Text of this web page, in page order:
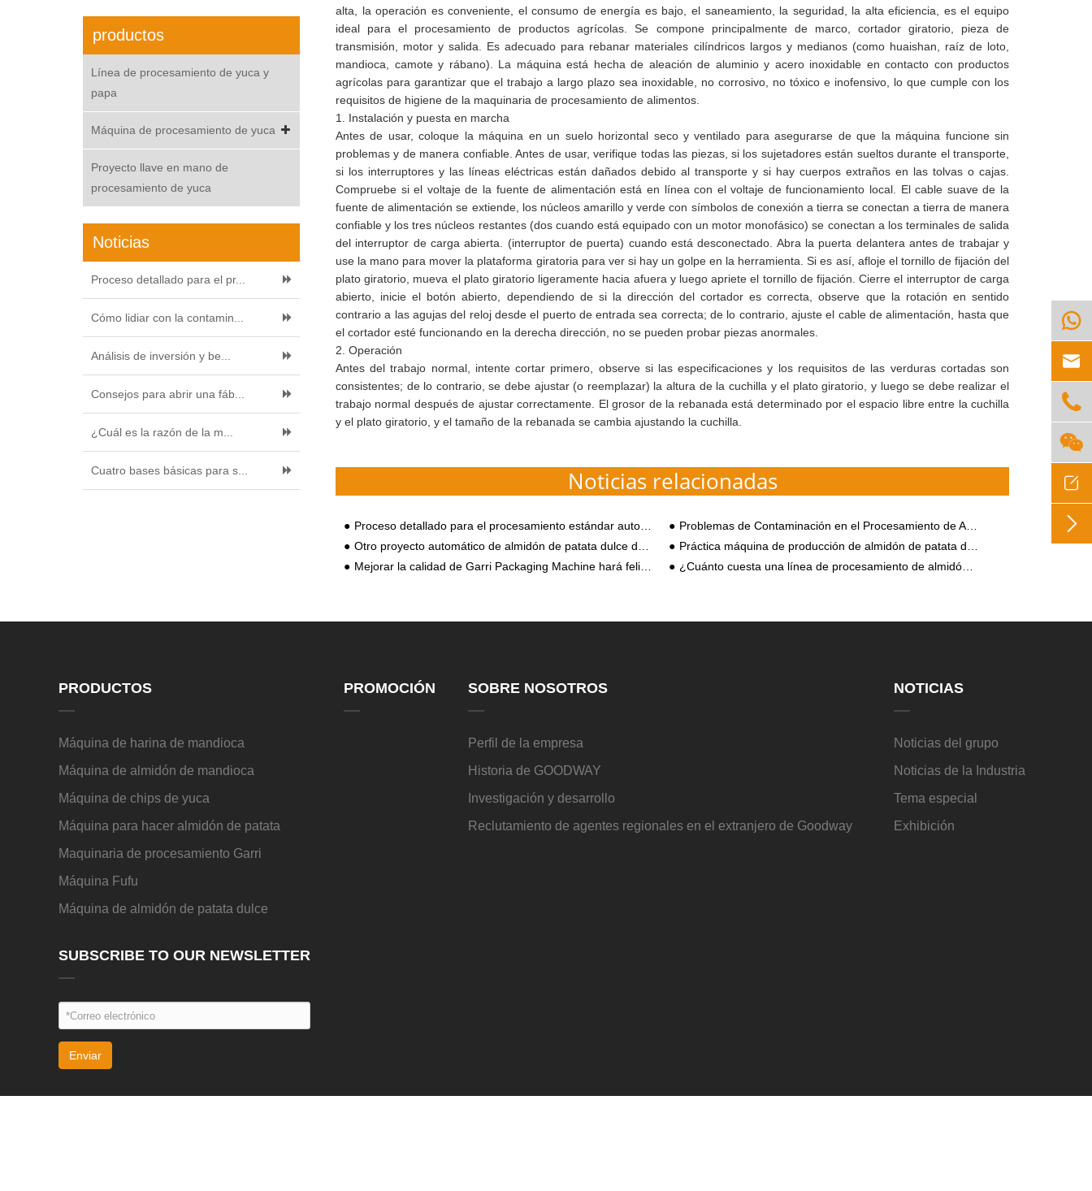
productos
Línea de procesamiento de yuca y
papa
Máquina de procesamiento de yuca
Proyecto llave en mano de
procesamiento de yuca
Noticias
Proceso detallado para el pr...
Cómo lidiar con la contamin...
Análisis de inversión y be...
Consejos para abrir una fáb...
¿Cuál es la razón de la m...
Cuatro bases básicas para s...
alta, la operación es conveniente, el consumo de energía es bajo, el saneamiento, la seguridad, la alta eficiencia, es el equipo
ideal para el procesamiento de productos agrícolas. Se compone principalmente de marco, cortador giratorio, pieza de
transmisión, motor y salida. Es adecuado para rebanar materiales cilíndricos largos y medianos (como huaishan, raíz de loto,
mandioca, camote y rábano). La máquina está hecha de aleación de aluminio y acero inoxidable en contacto con productos
agrícolas para garantizar que el trabajo a largo plazo sea inoxidable, no corrosivo, no tóxico e inofensivo, lo que cumple con los
requisitos de higiene de la maquinaria de procesamiento de alimentos.
1. Instalación y puesta en marcha
Antes de usar, coloque la máquina en un suelo horizontal seco y ventilado para asegurarse de que la máquina funcione sin
problemas y de manera confiable. Antes de usar, verifique todas las piezas, si los sujetadores están sueltos durante el transporte,
si los interruptores y las líneas eléctricas están dañados debido al transporte y si hay cuerpos extraños en las tolvas o cajas.
Compruebe si el voltaje de la fuente de alimentación está en línea con el voltaje de funcionamiento local. El cable suave de la
fuente de alimentación se extiende, los núcleos amarillo y verde con símbolos de conexión a tierra se conectan a tierra de manera
confiable y los tres núcleos restantes (dos cuando está equipado con un motor monofásico) se conectan a los terminales de salida
del interruptor de carga abierta. (interruptor de puerta) cuando está desconectado. Abra la puerta delantera antes de trabajar y
use la mano para mover la plataforma giratoria para ver si hay un golpe en la herramienta. Si es así, afloje el tornillo de fijación del
plato giratorio, mueva el plato giratorio ligeramente hacia afuera y luego apriete el tornillo de fijación. Cierre el interruptor de carga
abierto, inicie el botón abierto, dependiendo de si la dirección del cortador es correcta, observe que la rotación en sentido
contrario a las agujas del reloj desde el puerto de entrada sea correcta; de lo contrario, ajuste el cable de alimentación, hasta que
el cortador esté funcionando en la derecha dirección, no se pueden probar piezas anormales.
2. Operación
Antes del trabajo normal, intente cortar primero, observe si las especificaciones y los requisitos de las verduras cortadas son
consistentes; de lo contrario, se debe ajustar (o reemplazar) la altura de la cuchilla y el plato giratorio, y luego se debe realizar el
trabajo normal después de ajustar correctamente. El grosor de la rebanada está determinado por el espacio libre entre la cuchilla
y el plato giratorio, y el tamaño de la rebanada se cambia ajustando la cuchilla.
Noticias relacionadas
Proceso detallado para el procesamiento estándar automatizado de almidón de tapioca
Problemas de Contaminación en el Procesamiento de Almidón de Camote en Zonas Rurales y Demanda de Equipos y Tecnología
Otro proyecto automático de almidón de patata dulce de Goodway aterrizó en su ciudad natal de Henan
Práctica máquina de producción de almidón de patata dulce: la optimización de los usuarios de procesamiento de almidón pequeños y medianos
Mejorar la calidad de Garri Packaging Machine hará felices a los clientes
¿Cuánto cuesta una línea de procesamiento de almidón de yuca?
PRODUCTOS
Máquina de harina de mandioca
Máquina de almidón de mandioca
Máquina de chips de yuca
Máquina para hacer almidón de patata
Maquinaria de procesamiento Garri
Máquina Fufu
Máquina de almidón de patata dulce
SUBSCRIBE TO OUR NEWSLETTER
Enviar
PROMOCIÓN SOBRE NOSOTROS
Perfil de la empresa
Historia de GOODWAY
Investigación y desarrollo
Reclutamiento de agentes regionales en el extranjero de Goodway
NOTICIAS
Noticias del grupo
Noticias de la Industria
Tema especial
Exhibición





